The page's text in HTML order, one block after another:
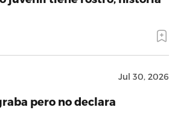
Jul 30, 2026
pero no declara